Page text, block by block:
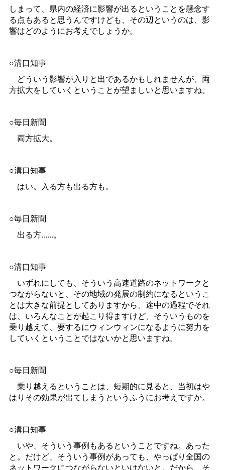
しまって、県内の経済に影響が出るということを懸念す
る点もあると思うんですけども、その辺というのは、影
響はどのようにお考えでしょうか。
○溝口知事
どういう影響が入りと出であるかもしれませんが、両
方拡大をしていくということが望ましいと思いますね。
○毎日新聞
両方拡大。
○溝口知事
はい。入る方も出る方も。
○毎日新聞
出る方......。
○溝口知事
いずれにしても、そういう高速道路のネットワークと
つながらないと、その地域の発展の制約になるというこ
とは大きな前提としてありますから、途中の過程でそれ
は、いろんなことが起こり得ますけど、そういうものを
乗り越えて、要するにウィンウィンになるように努力を
していくということではないかと思いますね。
○毎日新聞
乗り越えるということは、短期的に見ると、当初はや
はりその効果が出てしまうというふうにお考えですか。
○溝口知事
いや、そういう事例もあるということですね。あった
と。だけど、そういう事例があっても、やっぱり全国の
ネットワークにつながらないといけないと。だから、そ